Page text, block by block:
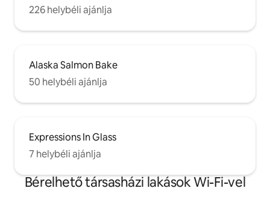
226 helybéli ajánlja
Alaska Salmon Bake
50 helybéli ajánlja
Expressions In Glass
7 helybéli ajánlja
Bérelhető társasházi lakások Wi-Fi-vel